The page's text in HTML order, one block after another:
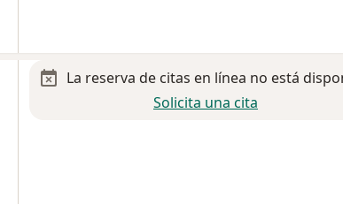
La reserva de citas en línea no está
Solicita una cita